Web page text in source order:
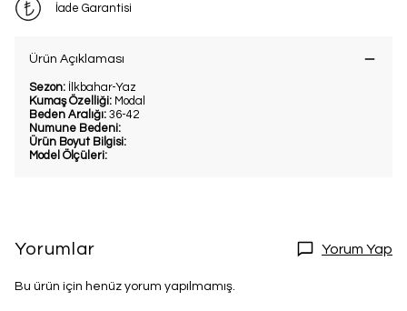
İade Garantisi
Ürün Açıklaması
Sezon: İlkbahar-Yaz
Kumaş Özelliği: Modal
Beden Aralığı: 36-42
Numune Bedeni:
Ürün Boyut Bilgisi:
Model Ölçüleri:
Yorumlar Yorum Yap
Bu ürün için henüz yorum yapılmamış.